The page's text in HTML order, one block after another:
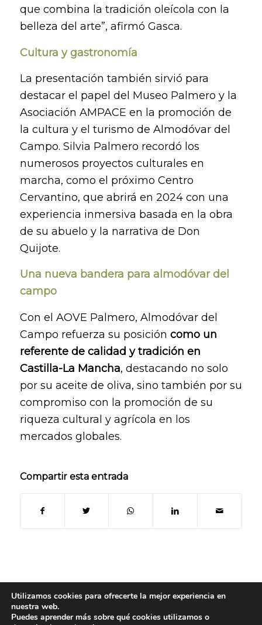
que combina la tradición oleícola con la
belleza del arte”, afirmó Gasca.
Cultura y gastronomía
La presentación también sirvió para
destacar el papel del Museo Palmero y la
Asociación AMPACE en la promoción de
la cultura y el turismo de Almodóvar del
Campo. Silvia Palmero recordó los
numerosos proyectos culturales en
marcha, como el próximo Centro
Cervantino, que abrirá en 2024 con una
experiencia inmersiva basada en la obra
de su abuelo y la narrativa de Don
Quijote.
Una nueva bandera para almodóvar del
campo
Con el AOVE Palmero, Almodóvar del
Campo refuerza su posición como un
referente de calidad y tradición en
Castilla-La Mancha, destacando no solo
por su aceite de oliva, sino también por su
compromiso con la promoción de su
riqueza cultural y agrícola en los
mercados globales.
Compartir esta entrada
© Copyright 2024- Oleoteca | Todos los derechos reservados -
Utilizamos cookies para ofrecerte la mejor experiencia en
nuestra web.
Puedes aprender más sobre qué cookies utilizamos o